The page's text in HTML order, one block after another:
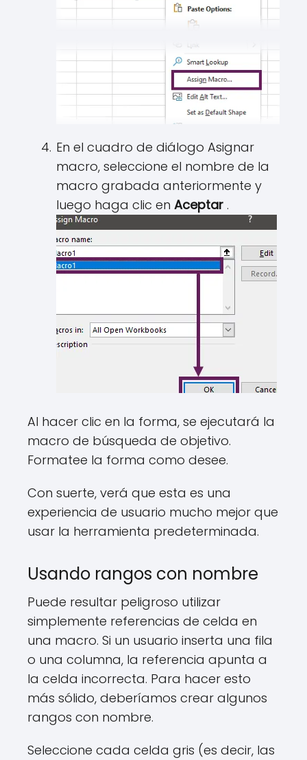
En el cuadro de diálogo Asignar
macro, seleccione el nombre de la
macro grabada anteriormente y
luego haga clic en Aceptar .
Al hacer clic en la forma, se ejecutará la
macro de búsqueda de objetivo.
Formatee la forma como desee.
Con suerte, verá que esta es una
experiencia de usuario mucho mejor que
usar la herramienta predeterminada.
Usando rangos con nombre
Puede resultar peligroso utilizar
simplemente referencias de celda en
una macro. Si un usuario inserta una fila
o una columna, la referencia apunta a
la celda incorrecta. Para hacer esto
más sólido, deberíamos crear algunos
rangos con nombre.
Seleccione cada celda gris (es decir, las